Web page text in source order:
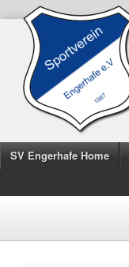
SV Engerhafe Home